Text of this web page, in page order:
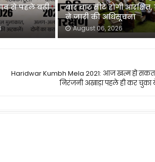
से पहले बढ़ी
बार चार सीटें होंगी आरक्षित,
ने जारी की अधिसूचना
August 06, 2026
Haridwar Kumbh Mela 2021: आज खत्म हो
निरंजनी अखाड़ा पहले ही कर चुका